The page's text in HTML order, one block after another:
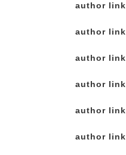
author link
author link
author link
author link
author link
author link